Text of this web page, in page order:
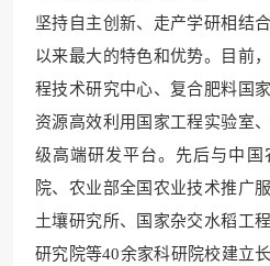
坚持自主创新、走产学研相结
以来最大的特色和优势。目前
程技术研究中心、复合肥料国
资源高效利用国家工程实验室
级高端研发平台。先后与中
院、农业部全国农业技术推广
土壤研究所、国家杂交水稻工
研究院等40余家科研院校建立